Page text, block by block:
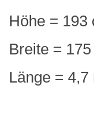
Höhe = 193
Breite =
Länge = 4,7